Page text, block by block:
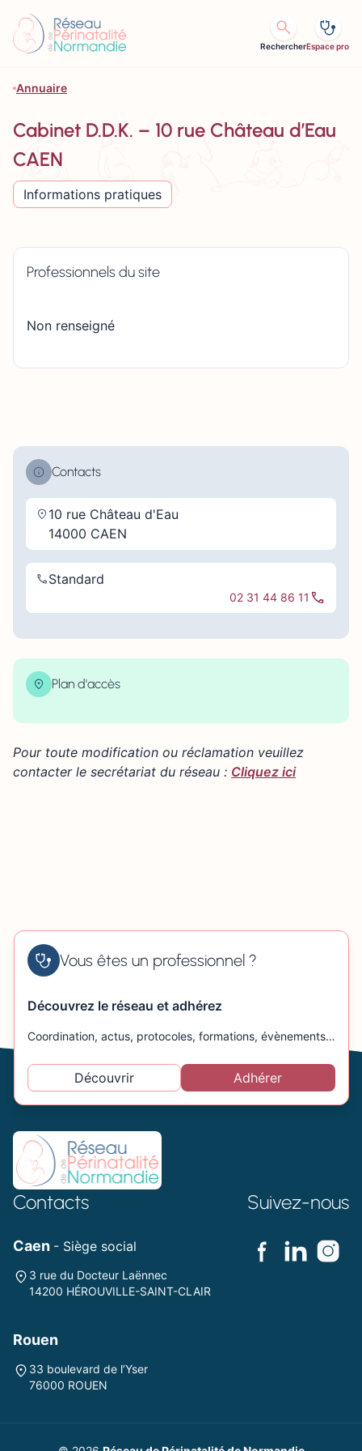
RechercherEspace pro
Annuaire
Cabinet D.D.K. – 10 rue Château d’Eau
CAEN
Informations pratiques
Professionnels du site
Non renseigné
Contacts
10 rue Château d'Eau
14000 CAEN
Standard
02 31 44 86 11
Plan d'accès
×
−
Pour toute modification ou réclamation veuillez
contacter le secrétariat du réseau : Cliquez ici
Vous êtes un professionnel ?
Découvrez le réseau et adhérez
Coordination, actus, protocoles, formations, évènements…
Découvrir Adhérer
Contacts
Caen - Siège social
3 rue du Docteur Laënnec
14200 HÉROUVILLE-SAINT-CLAIR
Rouen
33 boulevard de l’Yser
76000 ROUEN
Suivez-nous